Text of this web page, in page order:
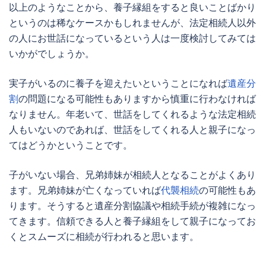
以上のようなことから、養子縁組をすると良いことばかり
というのは稀なケースかもしれませんが、法定相続人以外
の人にお世話になっているという人は一度検討してみては
いかがでしょうか。
実子がいるのに養子を迎えたいということになれば遺産分
割の問題になる可能性もありますから慎重に行わなければ
なりません。年老いて、世話をしてくれるような法定相続
人もいないのであれば、世話をしてくれる人と親子になっ
てはどうかということです。
子がいない場合、兄弟姉妹が相続人となることがよくあり
ます。兄弟姉妹が亡くなっていれば代襲相続の可能性もあ
ります。そうすると遺産分割協議や相続手続が複雑になっ
てきます。信頼できる人と養子縁組をして親子になってお
くとスムーズに相続が行われると思います。